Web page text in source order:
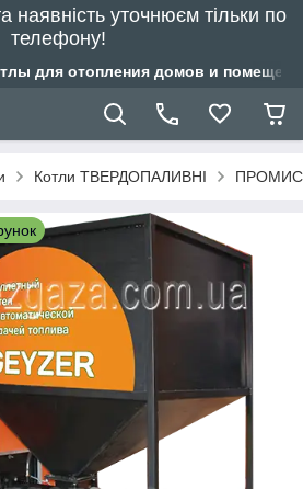
наявність уточнюєм тільки по
телефону!
для отопления домов и
Котли ТВЕРДОПАЛИВНІ